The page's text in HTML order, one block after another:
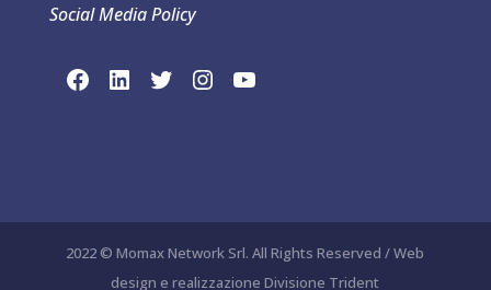
Social Media Policy
link social Facebook
link sociaLinkedln
link social Twitterlink social Instagram
link social YouTube
2022 © Momax Network Srl. All Rights Reserved / Web
design e realizzazione Divisione Trident